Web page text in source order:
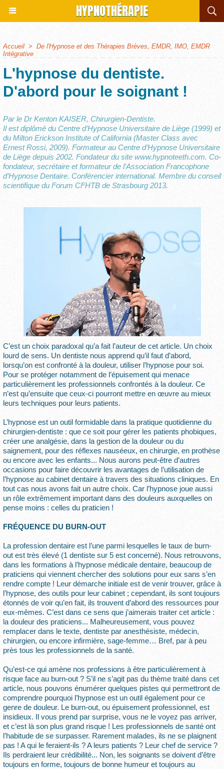
HYPNOTHÉRAPIE
Accueil > De l'Hypnose et des Thérapies Brèves, EMDR, IMO, EMDR
Intégrative
L'hypnose du dentiste.
D'abord pour le soignant !
Par le Dr Kenton KAISER, Chirurgien-Dentiste.
Il est diplômé du Centre d’Hypnose Universitaire de Liège (1999) et
du Milton Erickson Institute of California (Master Class avec
Ernest Rossi, 2009). Formateur au Centre d’Hypnose Universitaire
de Liège depuis 2002. Fondateur du site www.hypnoteeth.com. Co-
fondateur, secrétaire et formateur de l’Association Francophone
d’Hypnose Dentaire. Conférencier international. Membre du conseil
scientifique du Forum CFHTB de Strasbourg 2013.
C’est un choix paradoxal qu’a fait l’auteur de cet article. Un choix
lourd de sens. Un dentiste nous apprend qu’il faut d’abord,
lorsqu’on est confronté à la douleur, utiliser l’hypnose pour soi.
Pour se protéger notamment de l’épuisement qui menace
particulièrement les professionnels confrontés à la douleur. Ce
n’est qu’ensuite que ceux-ci pourront mettre en œuvre au mieux
leurs techniques pour leurs patients.
L’hypnose est un outil formidable dans la pratique quotidienne du
chirurgien-dentiste : que ce soit pour gérer les patients phobiques,
créer une analgésie, dans la gestion de la douleur ou du
saignement, pour des réflexes nauséeux, en chirurgie, en prothèse
ou encore avec les enfants... Nous aurons peut-être d’autres
occasions pour faire découvrir les avantages de l’utilisation de
l’hypnose au cabinet dentaire à travers des situations cliniques. En
tout cas nous avons fait un autre choix. Car l’hypnose joue aussi
un rôle extrêmement important dans des douleurs auxquelles on
pense moins : celles du praticien !
FRÉQUENCE DU BURN-OUT
La profession dentaire est l’une parmi lesquelles le taux de burn-
out est très élevé (1 dentiste sur 5 est concerné). Nous retrouvons,
dans les formations à l’hypnose médicale dentaire, beaucoup de
praticiens qui viennent chercher des solutions pour eux sans s’en
rendre compte ! Leur démarche initiale est de venir trouver, grâce à
l’hypnose, des outils pour leur cabinet ; cependant, ils sont toujours
étonnés de voir qu’en fait, ils trouvent d’abord des ressources pour
eux-mêmes. C’est dans ce sens que j’aimerais traiter cet article :
la douleur des praticiens... Malheureusement, vous pouvez
remplacer dans le texte, dentiste par anesthésiste, médecin,
chirurgien, ou encore infirmière, sage-femme… Bref, par à peu
près tous les professionnels de la santé.
Qu’est-ce qui amène nos professions à être particulièrement à
risque face au burn-out ? S’il ne s’agit pas du thème traité dans cet
article, nous pouvons énumérer quelques pistes qui permettront de
comprendre pourquoi l’hypnose est un outil également pour ce
genre de douleur. Le burn-out, ou épuisement professionnel, est
insidieux. Il vous prend par surprise, vous ne le voyez pas arriver,
et c’est là son plus grand risque ! Les professionnels de santé ont
l’habitude de se surpasser. Rarement malades, ils ne se plaignent
pas ! A qui le feraient-ils ? A leurs patients ? Leur chef de service ?
Ils perdraient leur crédibilité... Non, les soignants se doivent d’être
toujours en forme, toujours de bonne humeur et toujours au